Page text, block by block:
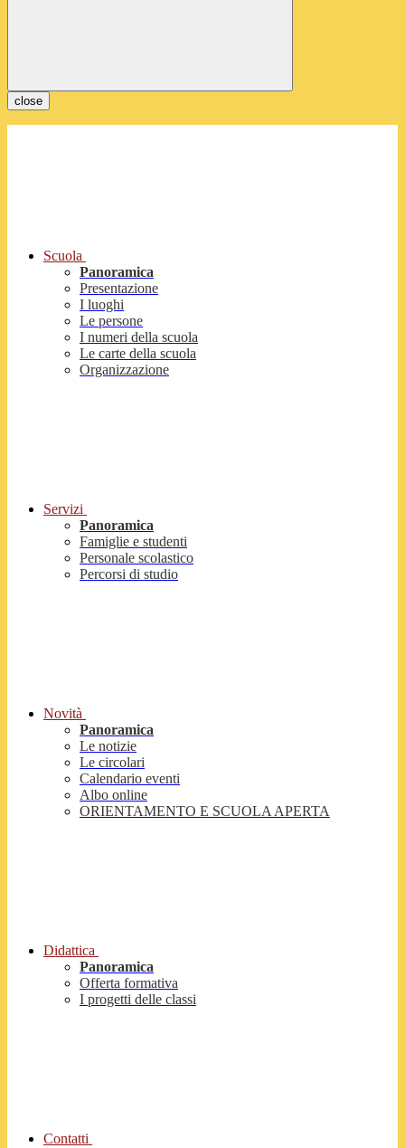
close
Scuola
Panoramica
Presentazione
I luoghi
Le persone
I numeri della scuola
Le carte della scuola
Organizzazione
Servizi
Panoramica
Famiglie e studenti
Personale scolastico
Percorsi di studio
Novità
Panoramica
Le notizie
Le circolari
Calendario eventi
Albo online
ORIENTAMENTO E SCUOLA APERTA
Didattica
Panoramica
Offerta formativa
I progetti delle classi
Contatti